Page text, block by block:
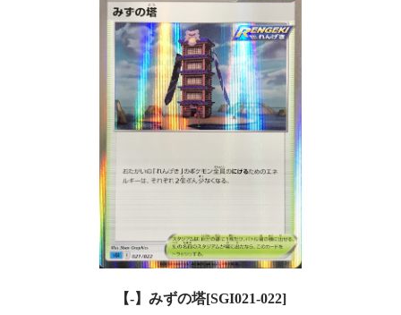
【-】みずの塔[SGI021-022]